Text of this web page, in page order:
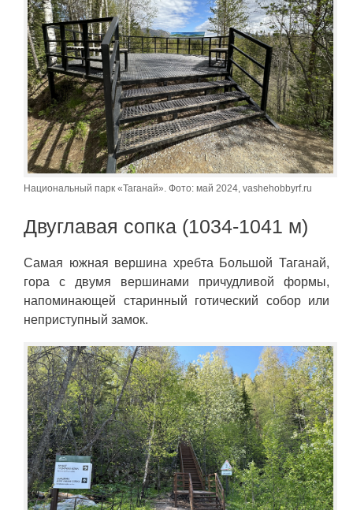
Национальный парк «Таганай». Фото: май 2024, vashehobbyrf.ru
Двуглавая сопка (1034-1041 м)
Самая южная вершина хребта Большой Таганай,
гора с двумя вершинами причудливой формы,
напоминающей старинный готический собор или
неприступный замок.